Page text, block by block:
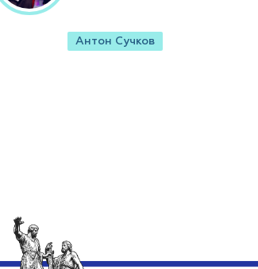
Антон Сучков